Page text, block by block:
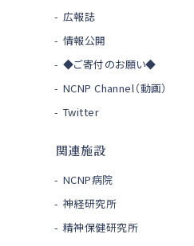
広報誌
情報公開
◆ご寄付のお願い◆
NCNP Channel（動画）
Twitter
関連施設
NCNP病院
神経研究所
精神保健研究所